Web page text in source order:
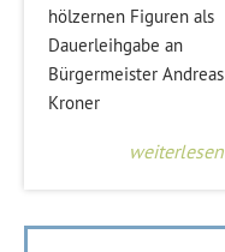
hölzernen Figuren als
Dauerleihgabe an
Bürgermeister Andreas
Kroner
weiterlesen